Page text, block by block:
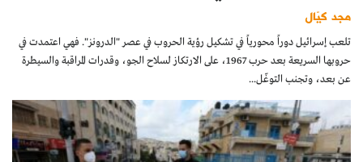
مجد كيّال
تلعب إسرائيل دوراً محورياً في تشكيل رؤية الحروب في عصر "الدرونز". فهي اعتمدت في
حروبها السريعة بعد حرب 1967، على الارتكاز لسلاح الجو، وقدرات المراقبة والسيطرة
عن بعد، وتجنب التوغّل...